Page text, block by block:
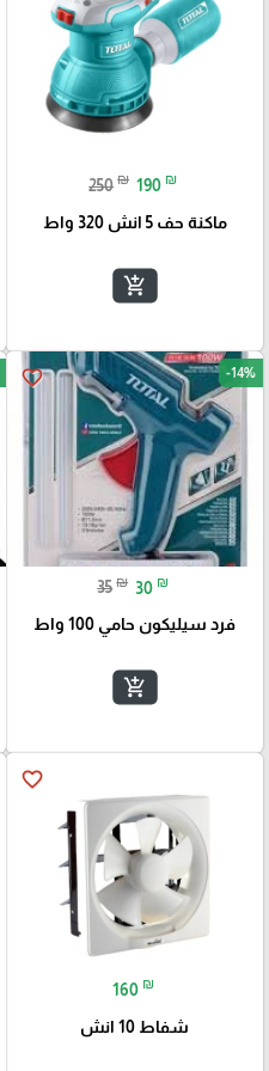
250 ₪ 190 ₪
ماكنة حف 5 انش 320 واط
add_shopping_cart
favorite_border -14%
35 ₪ 30 ₪
فرد سيليكون حامي 100 واط
add_shopping_cart
favorite_border
160 ₪
شفاط 10 انش